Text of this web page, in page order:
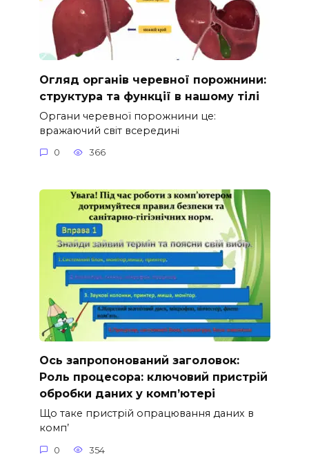
Огляд органів черевної порожнини:
структура та функції в нашому тілі
Органи черевної порожнини це:
вражаючий світ всередині
0 366
Ось запропонований заголовок:
Роль процесора: ключовий пристрій
обробки даних у комп’ютері
Що таке пристрій опрацювання даних в
комп’
0 354